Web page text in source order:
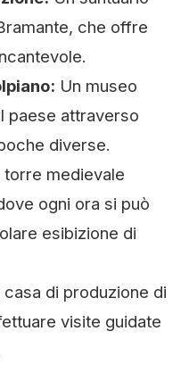
che offre
Un museo
paese attraverso
diverse.
torre medievale
ogni ora si può
esibizione di
casa di produzione di
visite guidate